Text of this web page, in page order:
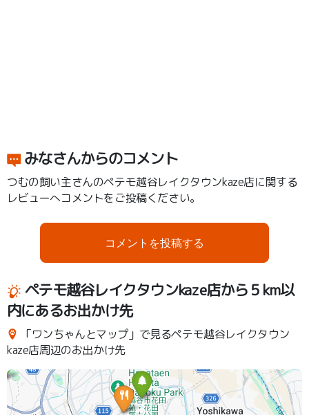
みなさんからのコメント
つむの飼い主さんのペテモ越谷レイクタウンkaze店に関する
レビューへコメントをご投稿ください。
コメントを投稿する
ペテモ越谷レイクタウンkaze店から５km以
内にあるお出かけ先
「ワンちゃんとマップ」で見るペテモ越谷レイクタウン
kaze店周辺のお出かけ先